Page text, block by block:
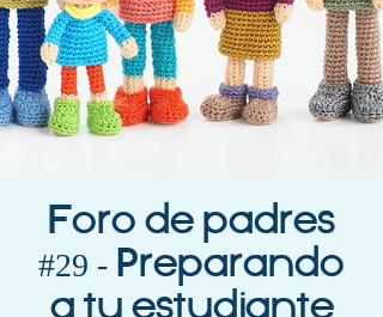
Foro de padres
#29 - Preparando
a tu estudiante